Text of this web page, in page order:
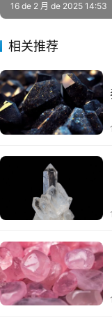
16 de 2 月 de 2025 14:53
相关推荐